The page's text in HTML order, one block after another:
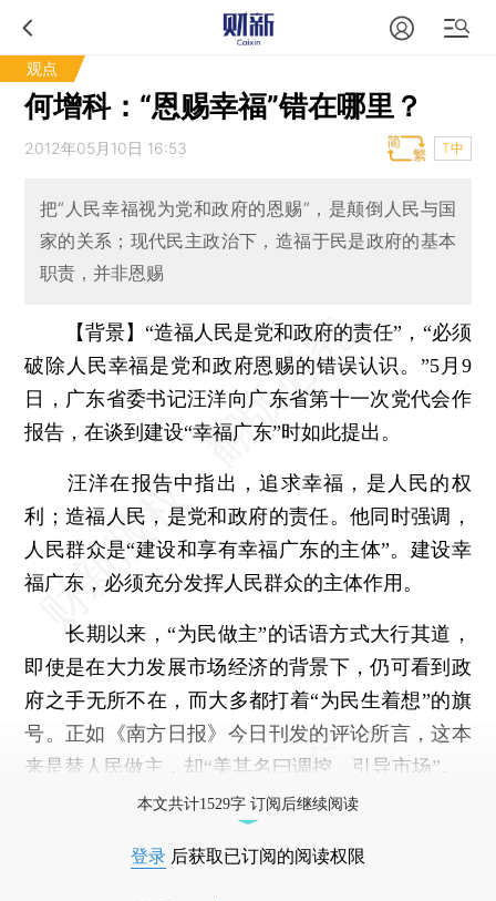
观点
何增科：“恩赐幸福”错在哪里？
2012年05月10日 16:53 T中
把“人民幸福视为党和政府的恩赐”，是颠倒人民与国
家的关系；现代民主政治下，造福于民是政府的基本
职责，并非恩赐
【背景】“造福人民是党和政府的责任”，“必须
破除人民幸福是党和政府恩赐的错误认识。”5月9
日，广东省委书记汪洋向广东省第十一次党代会作
报告，在谈到建设“幸福广东”时如此提出。
汪洋在报告中指出，追求幸福，是人民的权
利；造福人民，是党和政府的责任。他同时强调，
人民群众是“建设和享有幸福广东的主体”。建设幸
福广东，必须充分发挥人民群众的主体作用。
长期以来，“为民做主”的话语方式大行其道，
即使是在大力发展市场经济的背景下，仍可看到政
府之手无所不在，而大多都打着“为民生着想”的旗
号。正如《南方日报》今日刊发的评论所言，这本
来是替人民做主，却“美其名曰调控、引导市场”。
本文共计1529字 订阅后继续阅读
登录 后获取已订阅的阅读权限